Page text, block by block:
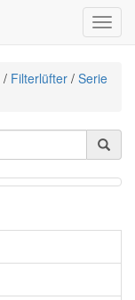
/ Filterlüfter / Serie